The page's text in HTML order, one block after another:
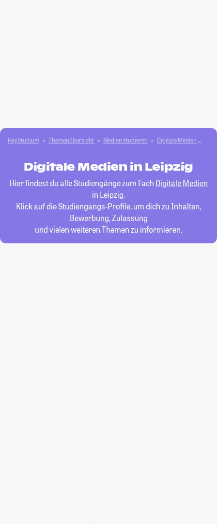
HeyStudium Themenübersicht Medien studieren Digitale Medien
Digitale Medien in Leipzig
Hier findest du alle Studiengänge zum Fach Digitale Medien
in Leipzig.
Klick auf die Studiengangs-Profile, um dich zu Inhalten,
Bewerbung, Zulassung
und vielen weiteren Themen zu informieren.